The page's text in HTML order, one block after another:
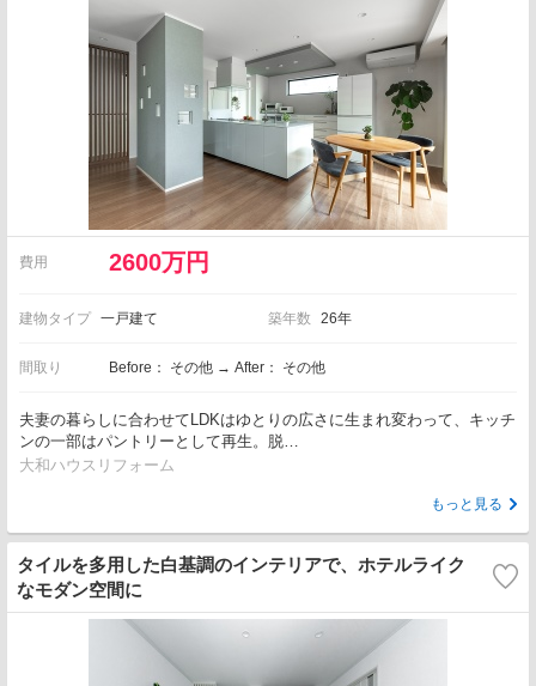
費用 2600万円
建物タイプ 一戸建て 築年数 26年
間取り Before： その他 → After： その他
夫妻の暮らしに合わせてLDKはゆとりの広さに生まれ変わって、キッチ
ンの一部はパントリーとして再生。脱…
大和ハウスリフォーム
もっと見る
タイルを多用した白基調のインテリアで、ホテルライク
なモダン空間に